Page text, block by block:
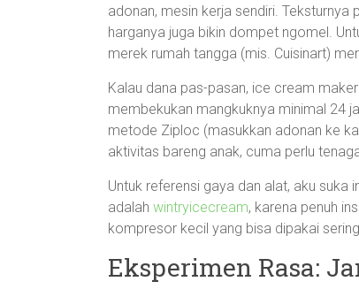
adonan, mesin kerja sendiri. Teksturnya
harganya juga bikin dompet ngomel.
merek rumah tangga (mis. Cuisinart)
Kalau dana pas-pasan, ice cream
membekukan mangkuknya minimal 24
metode Ziploc (masukkan adonan ke
aktivitas bareng anak, cuma perlu
Untuk referensi gaya dan alat, aku suka
adalah wintryicecream, karena penuh
kompresor kecil yang bisa dipakai
Eksperimen Rasa: